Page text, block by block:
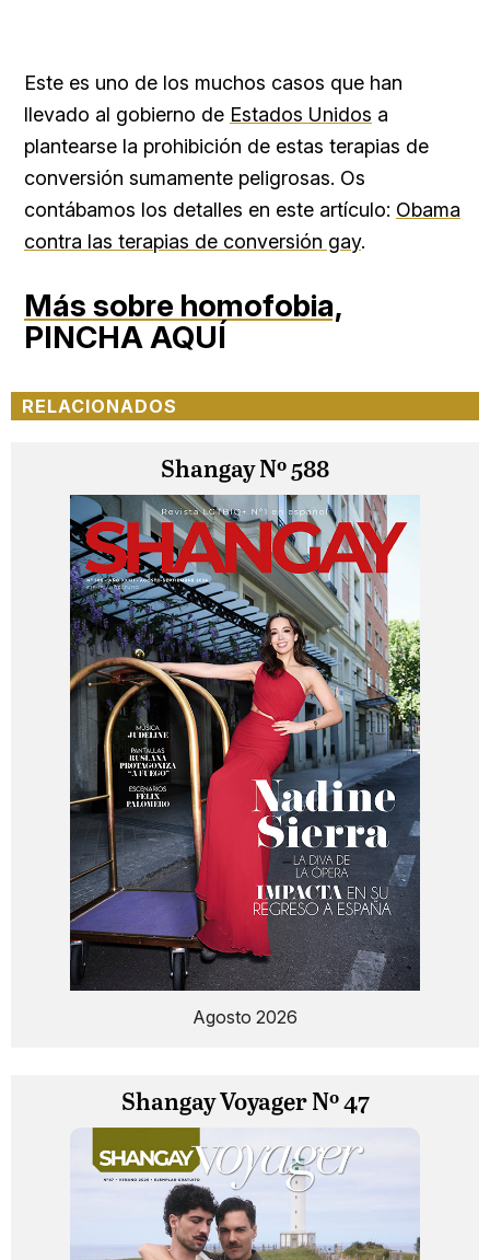
Este es uno de los muchos casos que han
llevado al gobierno de Estados Unidos a
plantearse la prohibición de estas terapias de
conversión sumamente peligrosas. Os
contábamos los detalles en este artículo: Obama
contra las terapias de conversión gay.
Más sobre homofobia,
PINCHA AQUÍ
RELACIONADOS
Shangay Nº 588
Agosto 2026
Shangay Voyager Nº 47